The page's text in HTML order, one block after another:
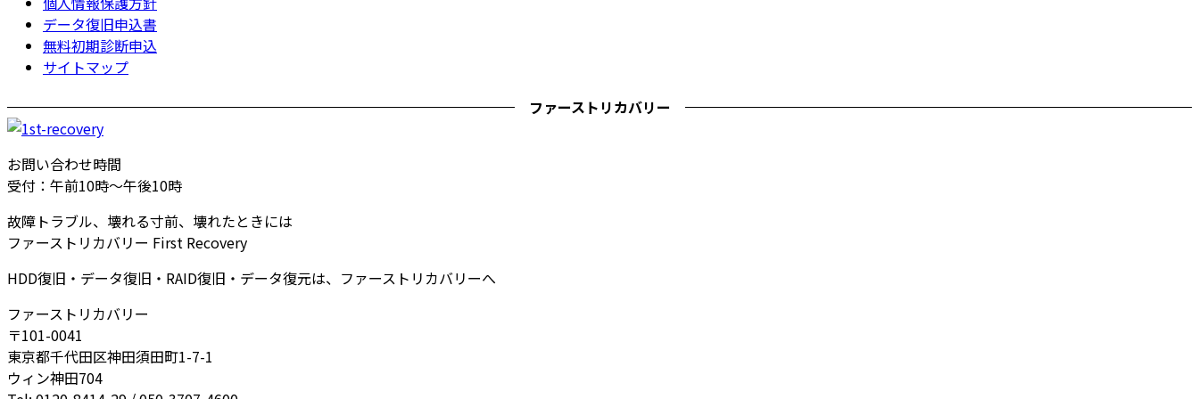
データ復旧申込書
無料初期診断申込
サイトマップ
ファーストリカバリー
お問い合わせ時間
受付：午前10時～午後10時
故障トラブル、壊れる寸前、壊れたときには
ファーストリカバリー First Recovery
HDD復旧・データ復旧・RAID復旧・データ復元は、ファーストリカバリーへ
ファーストリカバリー
〒101-0041
東京都千代田区神田須田町1-7-1
ウィン神田704